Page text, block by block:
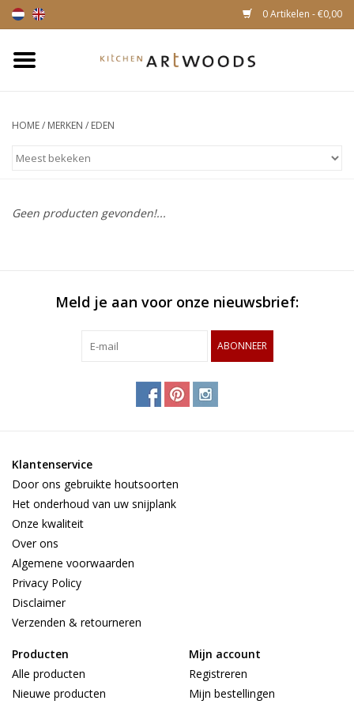
0 Artikelen - €0,00
Snijplanken
Kaasplankjes
Magnetische houten
HOME/ MERKEN / EDEN
Geen producten gevonden!...
Meld je aan voor onze nieuwsbrief:
ABONNEER
Klantenservice
Door ons gebruikte houtsoorten
Het onderhoud van uw snijplank
Onze kwaliteit
Over ons
Algemene voorwaarden
Privacy Policy
Disclaimer
Verzenden & retourneren
Producten
Alle producten
Nieuwe producten
Mijn account
Registreren
Mijn bestellingen